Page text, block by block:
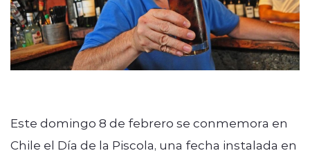
Este domingo 8 de febrero se conmemora en
Chile el Día de la Piscola, una fecha instalada en